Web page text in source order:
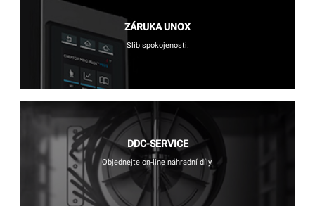
ZÁRUKA UNOX
Slib spokojenosti.
DDC-SERVICE
Objednejte on-line náhradní díly.